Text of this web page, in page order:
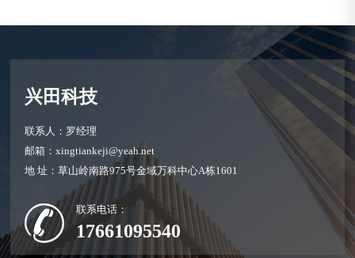
兴田科技
联系人：罗经理
邮箱：xingtiankeji@yeah.net
地 址：草山岭南路975号金域万科中心A栋1601
联系电话：
17661095540